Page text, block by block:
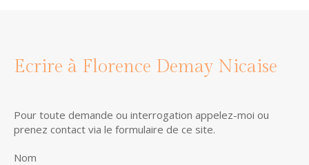
Ecrire à Florence Demay Nicaise
Pour toute demande ou interrogation appelez-moi ou
prenez contact via le formulaire de ce site.
Nom